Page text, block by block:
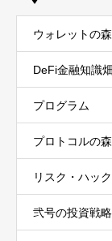
ウォレットの森
DeFi金融知識畑
プログラム
プロトコルの森
リスク・ハッ
弐号の投資戦